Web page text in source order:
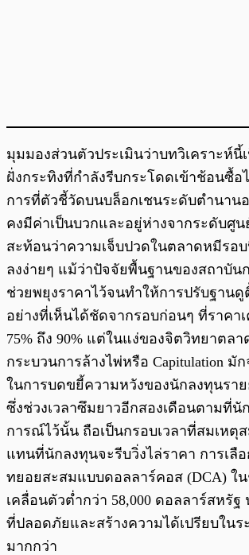
มุมมองส่วนตัวประเมินว่าบทวิเคราะห์นี้
ฝั่งกระทิงที่กำลังรีบกระโดดเข้าช้อนซื้อ
การที่ตัวชี้วัดบนบล็อกเชนระดับตำนานอ
คงมีค่าเป็นบวกและอยู่ห่างจากระดับศู
สะท้อนว่าความเจ็บปวดในตลาดหมีรอ
ลงง่ายๆ แม้ว่าปัจจัยพื้นฐานของสถาบันก
ช่วยพยุงราคาไว้จนทำให้การปรับฐาน
อย่างที่เห็นได้ชัดจากรอบก่อนๆ ที่ราคา
75% ถึง 90% แต่ในแง่ของจิตวิทยาตลา
กระบวนการล้างไพ่หรือ Capitulation มั
ในการบดขยี้ความหวังของนักลงทุนรา
ซึ่งช่วงเวลาซึมยาวอีกสองเดือนตามที่นั
การณ์ไว้นั้น ถือเป็นกรอบเวลาที่สมเหตุ
แทนที่นักลงทุนจะรีบวิ่งไล่ราคา การเลื
ทยอยสะสมแบบดอลลาร์คอส (DCA) ใ
เคลื่อนตัวต่ำกว่า 58,000 ดอลลาร์สหรัฐ
ที่ปลอดภัยและสร้างความได้เปรียบในร
มากกว่า